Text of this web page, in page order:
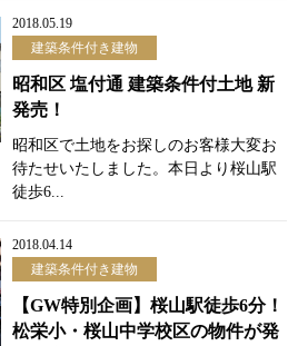
2018.05.19
建築条件付き建物
昭和区 塩付通 建築条件付土地 新
発売！
昭和区で土地をお探しのお客様大変お
待たせいたしました。本日より桜山駅
徒歩6...
2018.04.14
建築条件付き建物
【GW特別企画】桜山駅徒歩6分！
松栄小・桜山中学校区の物件が発